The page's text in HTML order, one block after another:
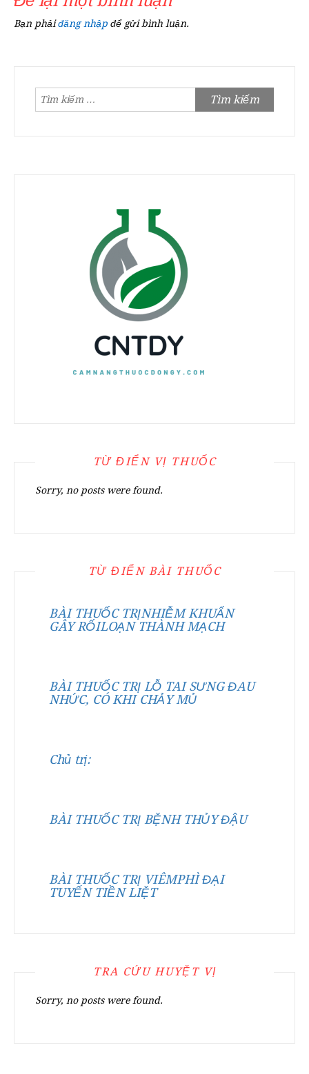
Bạn phảiđăng nhập để gửi bình luận.
Tìm
TỪ ĐIỂN VỊ THUỐC
Sorry, no posts were found.
TỪ ĐIỂN BÀI THUỐC
BÀI THUỐC TRỊNHIỄM KHUẨN
GÂY RỐILOẠN THÀNH MẠCH
BÀI THUỐC TRỊ LỖ TAI SƯNG ĐAU
NHỨC, CÓ KHI CHẢY MỦ
Chủ trị:
BÀI THUỐC TRỊ BỆNH THỦY ĐẬU
BÀI THUỐC TRỊ VIÊMPHÌ ĐẠI
TUYẾN TIỀN LIỆT
TRA CỨU HUYỆT VỊ
Sorry, no posts were found.